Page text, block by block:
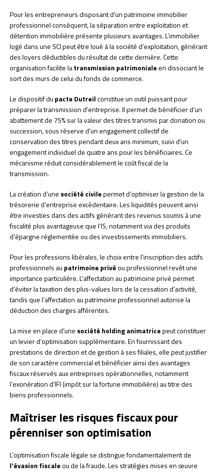
Pour les entrepreneurs disposant d’un patrimoine immobilier
professionnel conséquent, la séparation entre exploitation et
détention immobilière présente plusieurs avantages. L’immobilier
logé dans une SCI peut être loué à la société d’exploitation, générant
des loyers déductibles du résultat de cette dernière. Cette
organisation facilite latransmission patrimonialeen dissociant le
sort des murs de celui du fonds de commerce.
Le dispositif du pacte Dutreilconstitue un outil puissant pour
préparer la transmission d’entreprise. Il permet de bénéficier d’un
abattement de 75% sur la valeur des titres transmis par donation ou
succession, sous réserve d’un engagement collectif de
conservation des titres pendant deux ans minimum, suivi d’un
engagement individuel de quatre ans pour les bénéficiaires. Ce
mécanisme réduit considérablement le coût fiscal de la
transmission.
La création d’une société civilepermet d’optimiser la gestion de la
trésorerie d’entreprise excédentaire. Les liquidités peuvent ainsi
être investies dans des actifs générant des revenus soumis à une
fiscalité plus avantageuse que l’IS, notamment via des produits
d’épargne réglementée ou des investissements immobiliers.
Pour les professions libérales, le choix entre l’inscription des actifs
professionnels au patrimoine privéou professionnel revêt une
importance particulière. L’affectation au patrimoine privé permet
d’éviter la taxation des plus-values lors de la cessation d’activité,
tandis que l’affectation au patrimoine professionnel autorise la
déduction des charges afférentes.
La mise en place d’une société holding animatricepeut constituer
un levier d’optimisation supplémentaire. En fournissant des
prestations de direction et de gestion à ses filiales, elle peut justifier
de son caractère commercial et bénéficier ainsi des avantages
fiscaux réservés aux entreprises opérationnelles, notamment
l’exonération d’IFI (impôt sur la fortune immobilière) au titre des
biens professionnels.
Maîtriser les risques fiscaux pour
pérenniser son optimisation
L’optimisation fiscale légale se distingue fondamentalement de
l’évasion fiscaleou de la fraude. Les stratégies mises en œuvre